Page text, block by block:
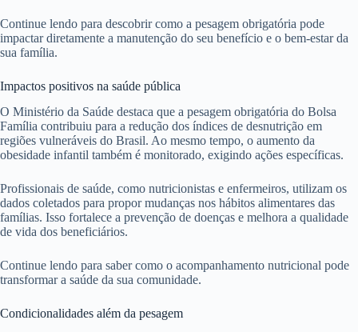
Continue lendo para descobrir como a pesagem obrigatória pode
impactar diretamente a manutenção do seu benefício e o bem-estar da
sua família.
Impactos positivos na saúde pública
O Ministério da Saúde destaca que a pesagem obrigatória do Bolsa
Família contribuiu para a redução dos índices de desnutrição em
regiões vulneráveis do Brasil. Ao mesmo tempo, o aumento da
obesidade infantil também é monitorado, exigindo ações específicas.
Profissionais de saúde, como nutricionistas e enfermeiros, utilizam os
dados coletados para propor mudanças nos hábitos alimentares das
famílias. Isso fortalece a prevenção de doenças e melhora a qualidade
de vida dos beneficiários.
Continue lendo para saber como o acompanhamento nutricional pode
transformar a saúde da sua comunidade.
Condicionalidades além da pesagem